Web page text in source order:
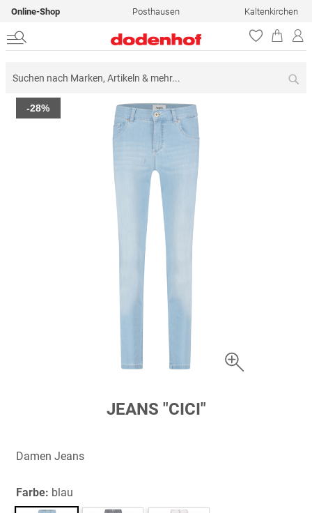
Online-Shop Posthausen Kaltenkirchen
Zum
Ende
-28%
springen
JEANS "CICI"
Damen Jeans
Farbe: blau